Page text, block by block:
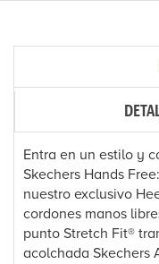
Entra en un estilo y
Skechers Hands
nuestro exclusivo
cordones manos
punto Stretch Fit®
acolchada Skechers